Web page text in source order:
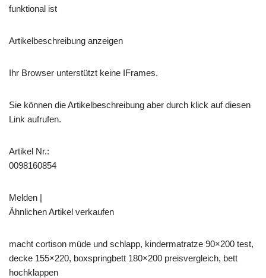
funktional ist
Artikelbeschreibung anzeigen
Ihr Browser unterstützt keine IFrames.
Sie können die Artikelbeschreibung aber durch klick auf diesen
Link aufrufen.
Artikel Nr.:
0098160854
Melden |
Ähnlichen Artikel verkaufen
macht cortison müde und schlapp, kindermatratze 90×200 test,
decke 155×220, boxspringbett 180×200 preisvergleich, bett
hochklappen